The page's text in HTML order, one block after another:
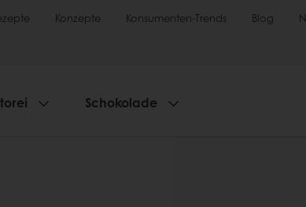
Konzepte Konsumenten-Trends Blog
Schokolade